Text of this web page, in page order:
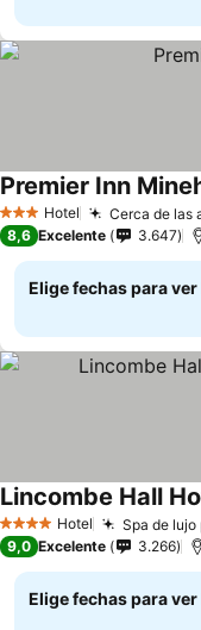
3 Estrellas
Hotel Cerca de las
Premier Inn
8,6 Excelente 3.647
Elige fechas para
4 EstrellasHotel Spa de lujo
Lincombe Hall
9,0 Excelente 3.266
Elige fechas para